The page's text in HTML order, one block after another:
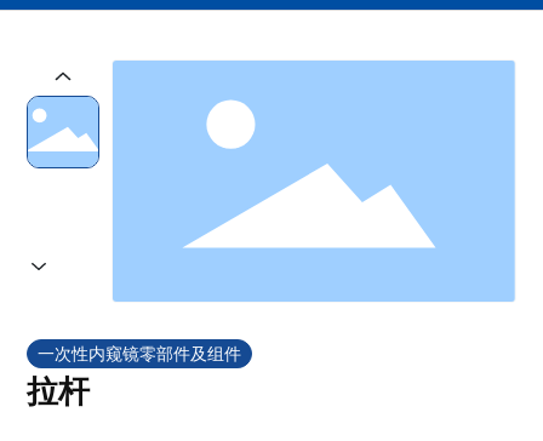
一次性内窥镜零部件及组件
拉杆